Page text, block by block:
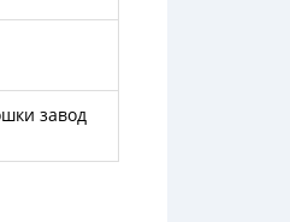
завод